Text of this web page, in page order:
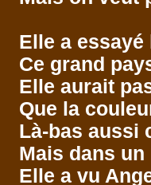
Elle a
Ce grand
Elle aurait
Que la
Là-bas aussi
Mais dans
Elle a vu